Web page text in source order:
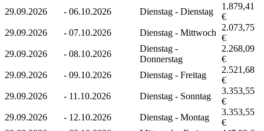
29.09.2026
- 06.10.2026 Dienstag - Dienstag
1.879,41
€
29.09.2026
- 07.10.2026 Dienstag - Mittwoch
2.073,75
€
29.09.2026
- 08.10.2026
Dienstag -
Donnerstag
2.268,09
€
29.09.2026
- 09.10.2026 Dienstag - Freitag
2.521,68
€
29.09.2026
- 11.10.2026 Dienstag - Sonntag
3.353,55
€
29.09.2026
- 12.10.2026 Dienstag - Montag
3.353,55
€